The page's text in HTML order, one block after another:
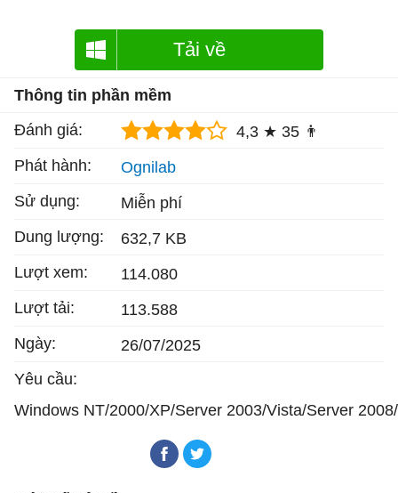
Tải về
Thông tin phần mềm
Đánh giá:
4,3 ★ 35 👨
Phát hành:
Ognilab
Sử dụng:
Miễn phí
Dung lượng:
632,7 KB
Lượt xem:
114.080
Lượt tải:
113.588
Ngày:
26/07/2025
Yêu cầu:
Windows NT/2000/XP/Server 2003/Vista/Server